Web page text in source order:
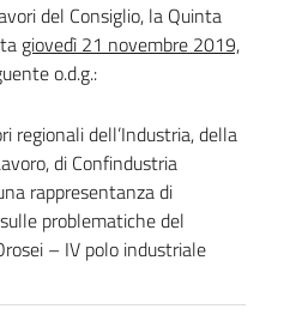
del Consiglio, la Quinta
giovedì 21 novembre 2019,
o.d.g.:
regionali dell’Industria, della
di Confindustria
rappresentanza di
problematiche del
– IV polo industriale